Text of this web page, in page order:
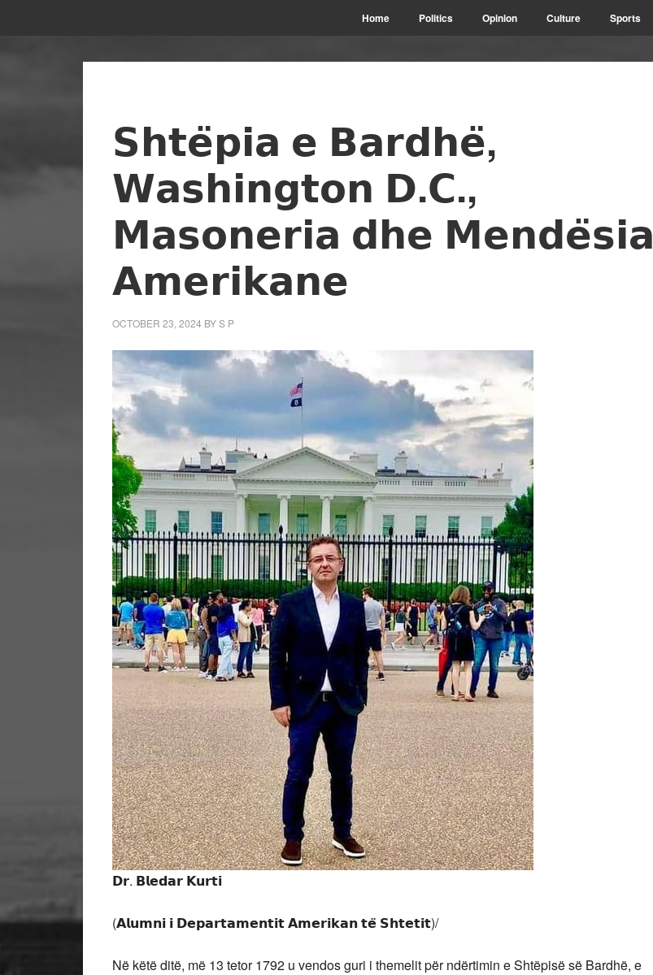
Home Politics Opinion Culture Sports
𝗦𝗵𝘁𝗲̈𝗽𝗶𝗮 𝗲 𝗕𝗮𝗿𝗱𝗵𝗲̈,
𝗪𝗮𝘀𝗵𝗶𝗻𝗴𝘁𝗼𝗻 𝗗.𝗖.,
𝗠𝗮𝘀𝗼𝗻𝗲𝗿𝗶𝗮 𝗱𝗵𝗲 𝗠𝗲𝗻𝗱𝗲̈𝘀𝗶𝗮
𝗔𝗺𝗲𝗿𝗶𝗸𝗮𝗻𝗲
OCTOBER 23, 2024 BYS P
𝗗𝗿. 𝗕𝗹𝗲𝗱𝗮𝗿 𝗞𝘂𝗿𝘁𝗶
(𝗔𝗹𝘂𝗺𝗻𝗶 𝗶 𝗗𝗲𝗽𝗮𝗿𝘁𝗮𝗺𝗲𝗻𝘁𝗶𝘁 𝗔𝗺𝗲𝗿𝗶𝗸𝗮𝗻 𝘁𝗲̈ 𝗦𝗵𝘁𝗲𝘁𝗶𝘁)/
Në këtë ditë, më 13 tetor 1792 u vendos guri i themelit për ndërtimin e Shtëpisë së Bardhë, e